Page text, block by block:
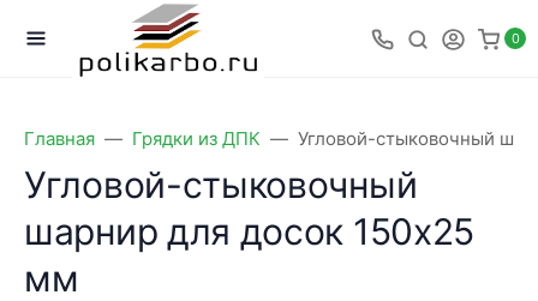
0
Главная Грядки из ДПК Угловой-стыковочный
Угловой-стыковочный
шарнир для досок 150х25
мм